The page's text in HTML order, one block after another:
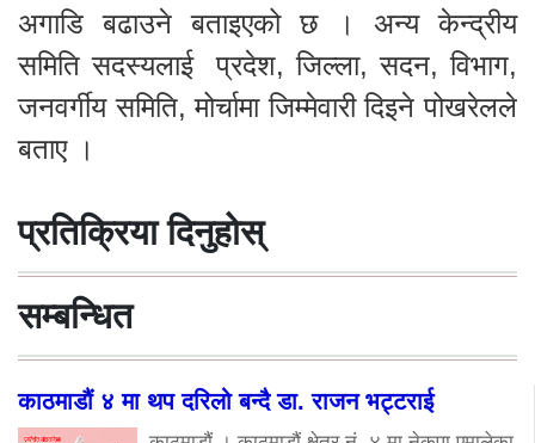
अगाडि बढाउने बताइएको छ । अन्य केन्द्रीय
समिति सदस्यलाई प्रदेश, जिल्ला, सदन, विभाग,
जनवर्गीय समिति, मोर्चामा जिम्मेवारी दिइने पोखरेलले
बताए ।
प्रतिक्रिया दिनुहोस्
सम्बन्धित
काठमाडौं ४ मा थप दरिलो बन्दै डा. राजन भट्टराई